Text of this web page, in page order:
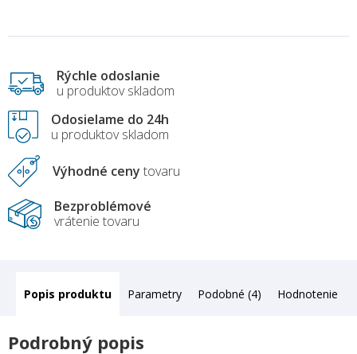
Rýchle odoslanie
u produktov skladom
Odosielame do 24h
u produktov skladom
Výhodné ceny tovaru
Bezproblémové
vrátenie tovaru
Popis Parametry Podobné (4) Hodnotenie
Podrobný popis